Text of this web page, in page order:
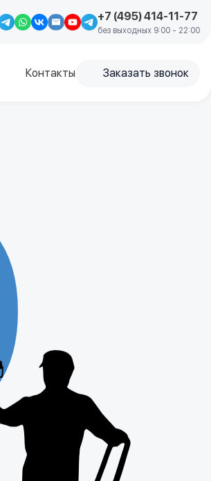
+7 (495) 414-11-77
без выходных 9:00 - 22:00
Контакты Заказать звонок